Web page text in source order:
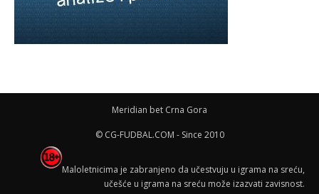
Meridian bet Crna Gora
© CG-FUDBAL.COM - Since 2010
Maloletnicima je zabranjeno da učestvuju u igrama na sreću,
učešće u igrama na sreću može izazvati zavisnost.